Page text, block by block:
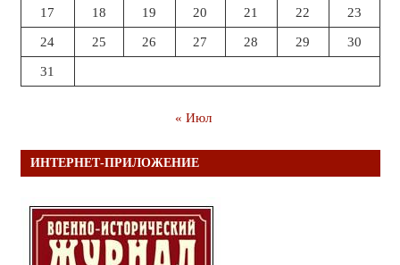
17 18 19 20 21 22 23
24 25 26 27 28 29 30
31
« Июл
ИНТЕРНЕТ-ПРИЛОЖЕНИЕ